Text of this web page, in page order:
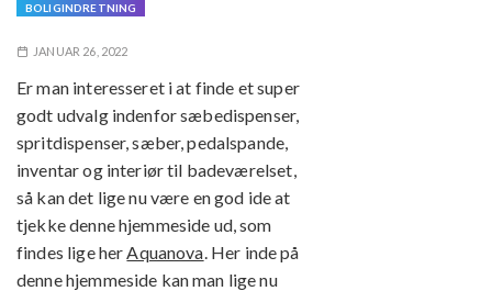
BOLIGINDRETNING
JANUAR 26, 2022
Er man interesseret i at finde et super
godt udvalg indenfor sæbedispenser,
spritdispenser, sæber, pedalspande,
inventar og interiør til badeværelset,
så kan det lige nu være en god ide at
tjekke denne hjemmeside ud, som
findes lige herAquanova. Her inde på
denne hjemmeside kan man lige nu